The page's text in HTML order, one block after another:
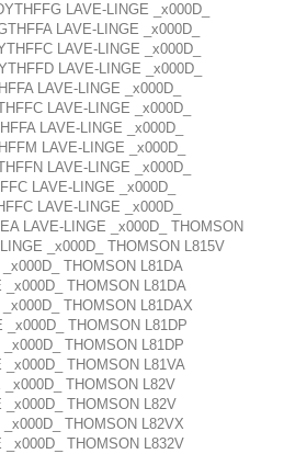
LAVE-LINGE _x000D_
LAVE-LINGE _x000D_
LAVE-LINGE _x000D_
LAVE-LINGE _x000D_
LAVE-LINGE _x000D_
LAVE-LINGE _x000D_
LAVE-LINGE _x000D_
LAVE-LINGE _x000D_
LAVE-LINGE _x000D_
LAVE-LINGE _x000D_
LAVE-LINGE _x000D_
LAVE-LINGE _x000D_ THOMSON
_x000D_ THOMSON L815V
THOMSON L81DA
THOMSON L81DA
THOMSON L81DAX
THOMSON L81DP
THOMSON L81DP
THOMSON L81VA
THOMSON L82V
THOMSON L82V
THOMSON L82VX
THOMSON L832V